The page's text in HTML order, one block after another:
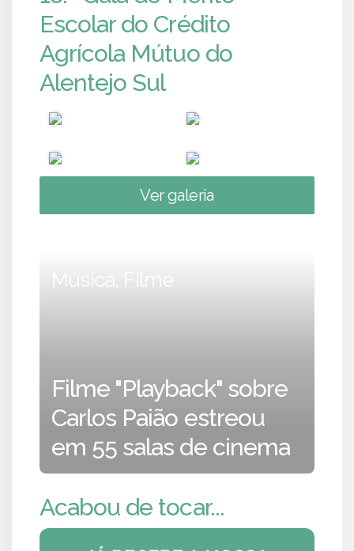
Escolar do Crédito
Agrícola Mútuo do
Alentejo Sul
Ver galeria
Música, Filme
Filme "Playback" sobre
Carlos Paião estreou
em 55 salas de cinema
Acabou de tocar...